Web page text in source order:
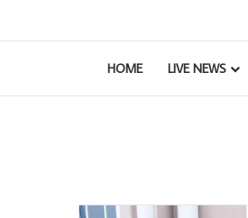
HOME LIVE NEWS